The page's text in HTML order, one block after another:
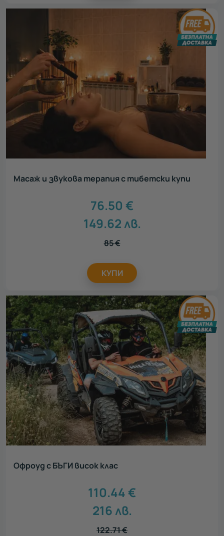
52
59
Сантиментален подарък
45
Ваучери за тиймбилдинг
Персонализирани подаръци
Персонализирани картички ЗА ТЕБ
Зимни преживявания
Масаж и звукова терапия с тибетски купи
76.50 €
149.62лв.
85€
КУПИ
Офроуд с БЪГИ висок клас
110.44€
216лв.
122.71€